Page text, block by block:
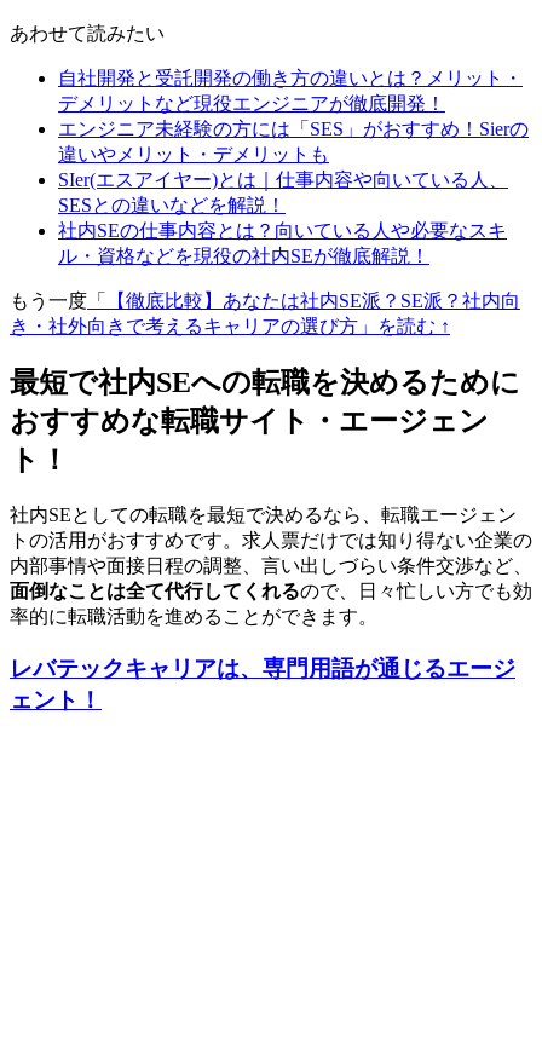
あわせて読みたい
自社開発と受託開発の働き方の違いとは？メリット・
デメリットなど現役エンジニアが徹底開発！
エンジニア未経験の方には「SES」がおすすめ！Sierの
違いやメリット・デメリットも
SIer(エスアイヤー)とは｜仕事内容や向いている人、
SESとの違いなどを解説！
社内SEの仕事内容とは？向いている人や必要なスキ
ル・資格などを現役の社内SEが徹底解説！
もう一度 「【徹底比較】あなたは社内SE派？SE派？社内向
き・社外向きで考えるキャリアの選び方」を読む ↑
最短で社内SEへの転職を決めるために
おすすめな転職サイト・エージェン
ト！
社内SEとしての転職を最短で決めるなら、転職エージェン
トの活用がおすすめです。求人票だけでは知り得ない企業の
内部事情や面接日程の調整、言い出しづらい条件交渉など、
面倒なことは全て代行してくれるので、日々忙しい方でも効
率的に転職活動を進めることができます。
レバテックキャリアは、専門用語が通じるエージ
ェント！